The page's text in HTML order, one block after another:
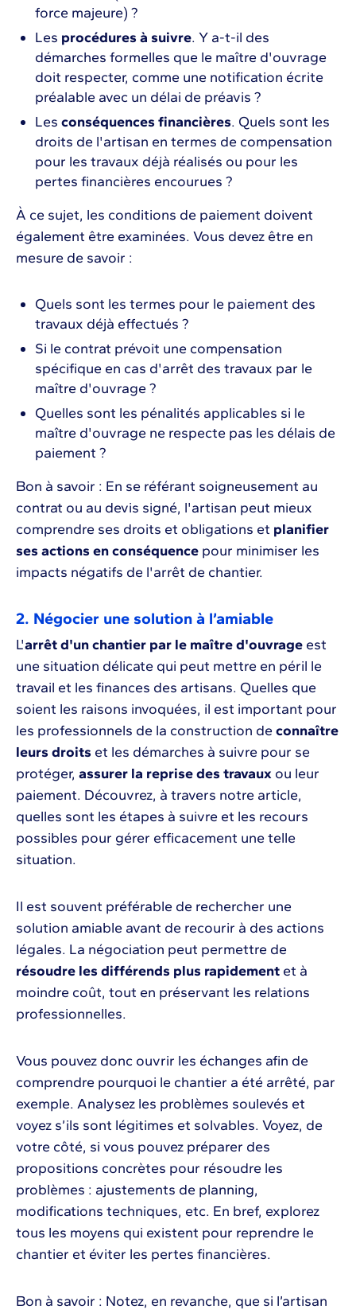
force majeure) ?
Les procédures à suivre. Y a-t-il des
démarches formelles que le maître d'ouvrage
doit respecter, comme une notification écrite
préalable avec un délai de préavis ?
Les conséquences financières. Quels sont les
droits de l'artisan en termes de compensation
pour les travaux déjà réalisés ou pour les
pertes financières encourues ?
À ce sujet, les conditions de paiement doivent
également être examinées. Vous devez être en
mesure de savoir :
Quels sont les termes pour le paiement des
travaux déjà effectués ?
Si le contrat prévoit une compensation
spécifique en cas d'arrêt des travaux par le
maître d'ouvrage ?
Quelles sont les pénalités applicables si le
maître d'ouvrage ne respecte pas les délais de
paiement ?
Bon à savoir : En se référant soigneusement au
contrat ou au devis signé, l'artisan peut mieux
comprendre ses droits et obligations et planifier
ses actions en conséquence pour minimiser les
impacts négatifs de l'arrêt de chantier.
2. Négocier une solution à l’amiable
L'arrêt d'un chantier par le maître d'ouvrage est
une situation délicate qui peut mettre en péril le
travail et les finances des artisans. Quelles que
soient les raisons invoquées, il est important pour
les professionnels de la construction de connaître
leurs droits et les démarches à suivre pour se
protéger, assurer la reprise des travaux ou leur
paiement. Découvrez, à travers notre article,
quelles sont les étapes à suivre et les recours
possibles pour gérer efficacement une telle
situation.
Il est souvent préférable de rechercher une
solution amiable avant de recourir à des actions
légales. La négociation peut permettre de
résoudre les différends plus rapidement et à
moindre coût, tout en préservant les relations
professionnelles.
Vous pouvez donc ouvrir les échanges afin de
comprendre pourquoi le chantier a été arrêté, par
exemple. Analysez les problèmes soulevés et
voyez s’ils sont légitimes et solvables. Voyez, de
votre côté, si vous pouvez préparer des
propositions concrètes pour résoudre les
problèmes : ajustements de planning,
modifications techniques, etc. En bref, explorez
tous les moyens qui existent pour reprendre le
chantier et éviter les pertes financières.
Bon à savoir : Notez, en revanche, que si l’artisan